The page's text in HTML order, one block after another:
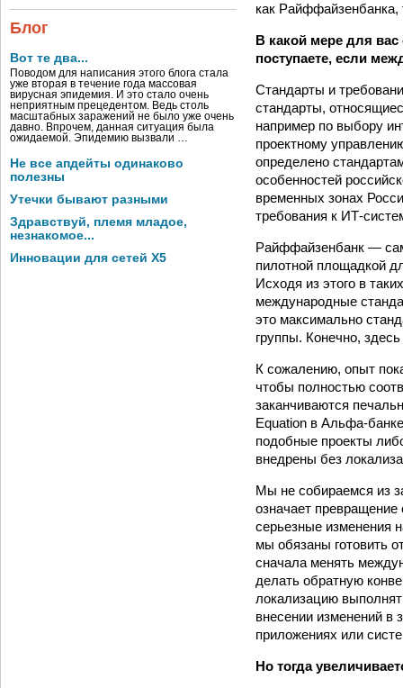
Блог
Вот те два...
Поводом для написания этого блога стала
уже вторая в течение года массовая
вирусная эпидемия. И это стало очень
неприятным прецедентом. Ведь столь
масштабных заражений не было уже очень
давно. Впрочем, данная ситуация была
ожидаемой. Эпидемию вызвали …
Не все апдейты одинаково
полезны
Утечки бывают разными
Здравствуй, племя младое,
незнакомое...
Инновации для сетей X5
как Райффайзенбанка,
В какой мере для
поступаете, если
Стандарты и
стандарты,
например по выбору
проектному
определено
особенностей
временных зонах
требования к ИТ-
Райффайзенбанк —
пилотной площадкой
Исходя из этого в
международные
это максимально
группы. Конечно,
К сожалению, опыт
чтобы полностью
заканчиваются
Equation в Альфа-
подобные проекты
внедрены без
Мы не собираемся из
означает превращение
серьезные изменения
мы обязаны готовить
сначала менять
делать обратную
локализацию
внесении изменений в
приложениях или
Но тогда